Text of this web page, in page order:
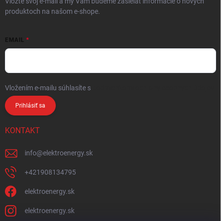
produktoch na našom e-shope.
EMAIL
Vložením e-mailu súhlasíte s
Prihlásiť sa
KONTAKT
info@elektroenergy.sk
+421908134795
elektroenergy.sk
elektroenergy.sk